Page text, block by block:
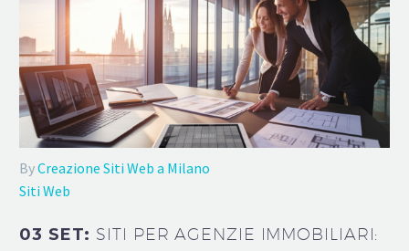
ByCreazione Siti Web a Milano
Siti Web
03 SET: SITI PER AGENZIE IMMOBILIARI: